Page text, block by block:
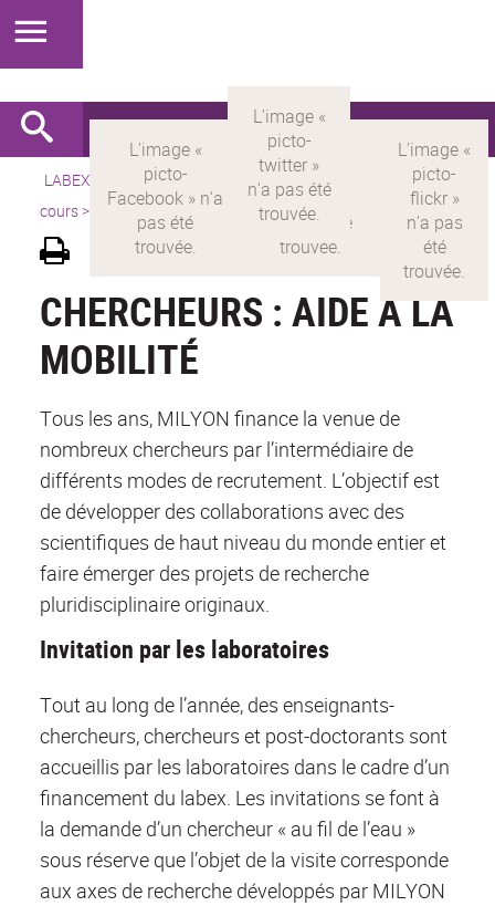
LABEX > LABEX MILYON Version française
Appels en
cours> Chercheurs : Aide à la mobilité
CHERCHEURS : AIDE À LA
MOBILITÉ
Tous les ans, MILYON finance la venue de
nombreux chercheurs par l’intermédiaire de
différents modes de recrutement. L’objectif est
de développer des collaborations avec des
scientifiques de haut niveau du monde entier et
faire émerger des projets de recherche
pluridisciplinaire originaux.
Invitation par les laboratoires
Tout au long de l’année, des enseignants-
chercheurs, chercheurs et post-doctorants sont
accueillis par les laboratoires dans le cadre d’un
financement du labex. Les invitations se font à
la demande d’un chercheur « au fil de l’eau »
sous réserve que l’objet de la visite corresponde
aux axes de recherche développés par MILYON